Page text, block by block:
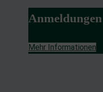
Mehr Informationen